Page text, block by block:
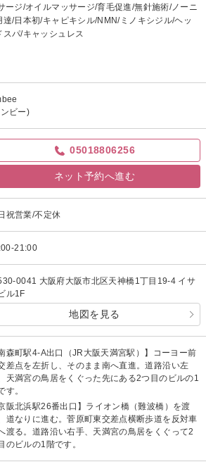
ージ/オイルマッサージ/育毛促進/無針施術/ノーニ
/日本初/キャピキシル/NMN/ミノキシジル/ヘッ
スパ/キャッシュレス
ビー)
05018806256
ネット予約へ進む
祝営業/不定休
21:00
0041 大阪府大阪市北区天神橋1丁目19-4 イサ
ル1F
地図を見る
南森町駅4-A出口（JR大阪天満宮駅）】コーヨー前
差点を左折し、そのまま南へ直進。道路沿い左
天満宮の鳥居をくぐった先にある2つ目のビルの1
す。
京阪北浜駅26番出口】ライオン橋（難波橋）を渡
道なりに進む。菅原町東交差点横断歩道を反対車
渡る。道路沿い右手、天満宮の鳥居をくぐって2
のビルの1階です。